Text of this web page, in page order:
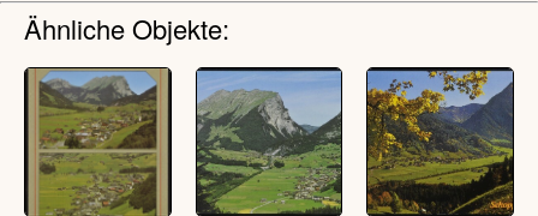
Ähnliche Objekte: